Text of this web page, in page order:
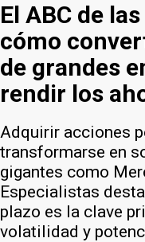
El ABC de
cómo
de grandes
rendir los
Adquirir acciones
transformarse en
gigantes como
Especialistas
plazo es la clave
volatilidad y